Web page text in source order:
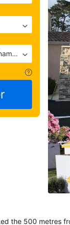
—
une
de
sur
180
par
les
the 500 metres